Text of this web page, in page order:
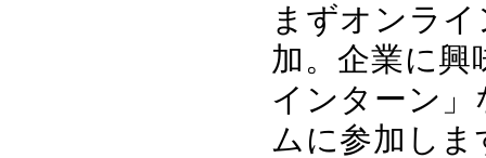
まずオンラ
加。企業に興
インターン
ムに参加しま